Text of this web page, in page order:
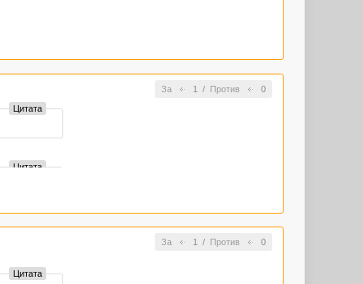
За 1 / Против 0
Цитата
птиц"?
Цитата
За 1 / Против 0
Цитата